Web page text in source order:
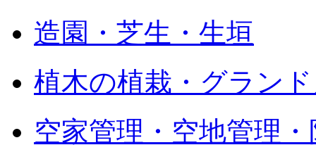
造園・芝生・生垣
植木の植栽・グラン
空家管理・空地管理